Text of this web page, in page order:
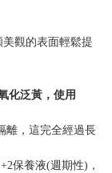
觀的表面輕鬆提
化泛黃，使用
離，這完全經過長
保養液(週期性)，